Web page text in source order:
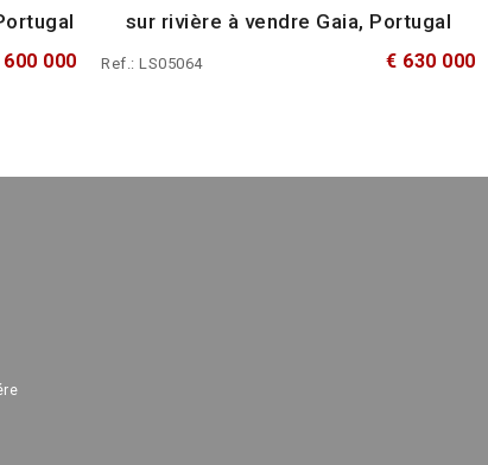
600 000
sur rivière à vendre Gaia, Portugal
Ref.: LS05064 € 630 000